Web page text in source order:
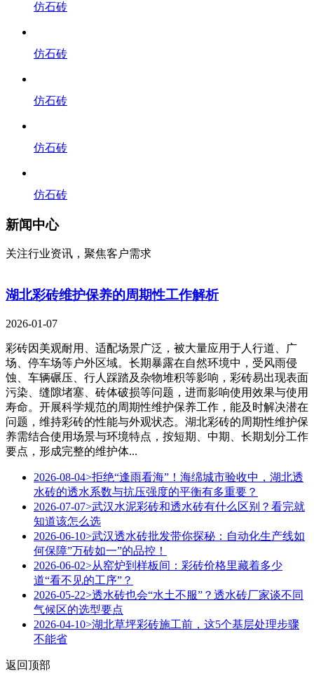
仿石砖
仿石砖
仿石砖
仿石砖
仿石砖
新闻中心
关注行业资讯，聚焦客户需求
湖北彩砖维护保养的周期性工作解析
2026-01-07
彩砖因美观耐用、适配场景广泛，被大量应用于人行道、广
场、停车场等户外区域。长期暴露在自然环境中，受风雨侵
蚀、车辆碾压、行人踩踏及杂物堆积等影响，彩砖易出现表面
污染、缝隙堵塞、砖体破损等问题，进而影响使用效果与使用
寿命。开展科学规范的周期性维护保养工作，能及时解决潜在
问题，维持彩砖的性能与外观状态。湖北彩砖的周期性维护保
养需结合使用场景与环境特点，按短期、中期、长期划分工作
要点，形成完整的维护体...
2026-08-04>拒绝“逢雨看海”！海绵城市验收中，湖北透
水砖的透水系数与抗压强度的平衡有多重要？
2026-07-07>武汉水泥彩砖和透水砖有什么区别？看完就
知道该怎么选
2026-06-10>武汉透水砖批发带你探秘：自动化生产线如
何保障”万砖如一”的品控！
2026-06-02>从窑炉到样板间：彩砖价格里藏着多少
道“看不见的工序”？
2026-05-22>透水砖也会“水土不服”？透水砖厂家谈不同
气候区的选型要点
2026-04-10>湖北草坪彩砖施工前，这5个基层处理步骤
不能省
返回顶部